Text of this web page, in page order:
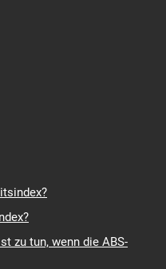
zu tun, wenn die ABS-